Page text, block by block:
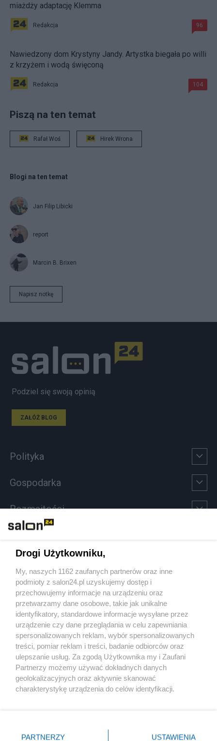
miażdży adaptację Klemma
Redakcja 96
Nawiedzony dom Krystyny Jandy. Artystka biegała po willi
z krzyżem i wodą święconą
Redakcja 104
Piszą na ten temat
Rafał Woś Hirek Wrona
Blogi na ten temat
Jan Filip Libicki
report
Marcin B. Brixen
Napisz notkę
Podziel się swoją opinią
ZAŁÓŻ BLOG
Polityka
Gospodarka
Rozmaitości
Sport
Społeczeństwo
Kultura
X Facebook Instagram Youtube
Drogi Użytkowniku,
My, naszych 1162 zaufanych partnerów oraz inne
podmioty z salon24.pl uzyskujemy dostęp i
przechowujemy informacje na urządzeniu oraz
przetwarzamy dane osobowe, takie jak unikalne
identyfikatory, standardowe informacje wysyłane przez
urządzenie czy dane przeglądania w celu zapewniania
spersonalizowanych reklam, wybór spersonalizowanych
treści, pomiar reklam i treści, badanie odbiorców oraz
ulepszanie usług. Za zgodą Użytkownika my i Zaufani
Partnerzy możemy używać dokładnych danych
geolokalizacyjnych oraz aktywnie skanować
charakterystykę urządzenia do celów identyfikacji.
zmienić/wycofać klikając przycisk ustawień prywatności
PARTNERZY USTAWIENIA